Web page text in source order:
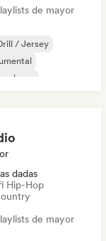
de mayor
/ Jersey
urbano
dadas
Hip-Hop
de mayor